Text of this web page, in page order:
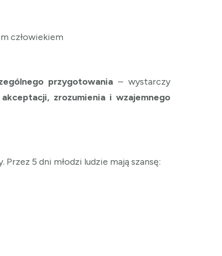
człowiekiem
przygotowania– wystarczy
akceptacji, zrozumienia i wzajemnego
5 dni młodzi ludzie mają szansę: